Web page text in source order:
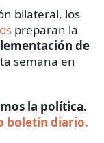
bilateral, los
preparan la
de
semana en
la política.
boletín diario.